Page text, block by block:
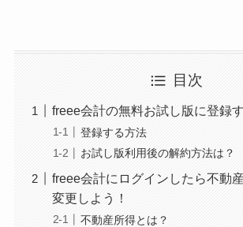
目次
freee会計の無料お試し版に登録
登録する方法
お試し版利用後の解約方法は？
freee会計にログインしたら不動
変更しよう！
不動産所得とは？